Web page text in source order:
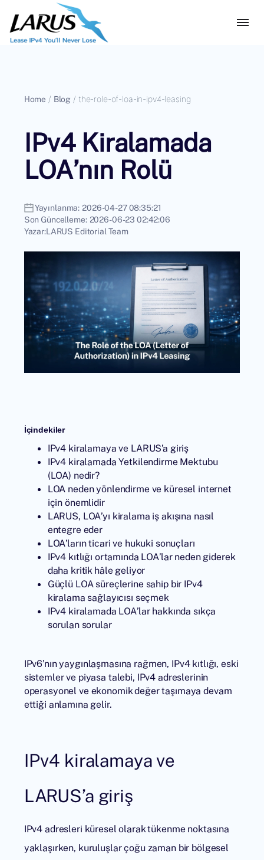
Home / Blog / the-role-of-loa-in-ipv4-leasing
IPv4 Kiralamada
LOA’nın Rolü
Yayınlanma: 2026-04-27 08:35:21
Son Güncelleme: 2026-06-23 02:42:06
Yazar:LARUS Editorial Team
İçindekiler
IPv4 kiralamaya ve LARUS’a giriş
IPv4 kiralamada Yetkilendirme Mektubu
(LOA) nedir?
LOA neden yönlendirme ve küresel internet
için önemlidir
LARUS, LOA’yı kiralama iş akışına nasıl
entegre eder
LOA’ların ticari ve hukuki sonuçları
IPv4 kıtlığı ortamında LOA’lar neden giderek
daha kritik hâle geliyor
Güçlü LOA süreçlerine sahip bir IPv4
kiralama sağlayıcısı seçmek
IPv4 kiralamada LOA’lar hakkında sıkça
sorulan sorular
IPv6’nın yaygınlaşmasına rağmen, IPv4 kıtlığı, eski
sistemler ve piyasa talebi, IPv4 adreslerinin
operasyonel ve ekonomik değer taşımaya devam
ettiği anlamına gelir.
IPv4 kiralamaya ve
LARUS’a giriş
IPv4 adresleri küresel olarak tükenme noktasına
yaklaşırken, kuruluşlar çoğu zaman bir bölgesel